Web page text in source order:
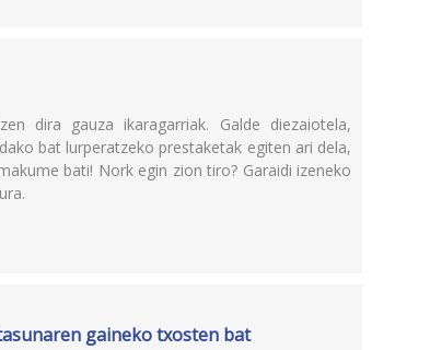
dira gauza ikaragarriak. Galde diezaiotela,
bat lurperatzeko prestaketak egiten ari dela,
bati! Nork egin zion tiro? Garaidi izeneko
gaineko txosten bat